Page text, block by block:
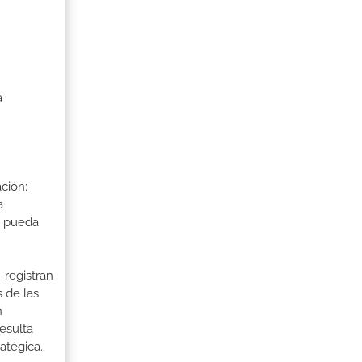
pueda
registran
de las